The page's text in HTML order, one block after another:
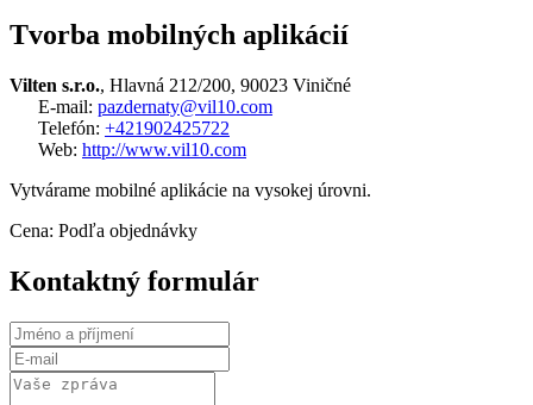
Tvorba mobilných aplikácií
Vilten s.r.o., Hlavná 212/200, 90023 Viničné
E-mail: pazdernaty@vil10.com
Telefón: +421902425722
Web: http://www.vil10.com
Vytvárame mobilné aplikácie na vysokej úrovni.
Cena: Podľa objednávky
Kontaktný formulár